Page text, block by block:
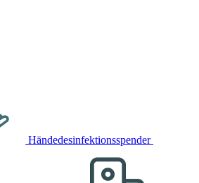
Händedesinfektionsspender